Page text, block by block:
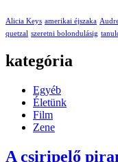
Alicia Keys amerikai éjszaka
quetzal szeretni bolondulásig
kategória
Egyéb
Életünk
Film
Zene
A csiripelő